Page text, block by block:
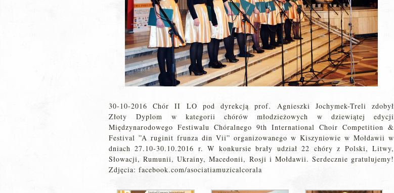
30-10-2016 Chór II LO pod dyrekcją prof. Agnieszki Jochymek-Treli zdobył
Złoty Dyplom w kategorii chórów młodzieżowych w dziewiątej edycji
Międzynarodowego Festiwalu Chóralnego 9th International Choir Competition &
Festival ”A ruginit frunza din Vii” organizowanego w Kiszyniowie w Mołdawii w
dniach 27.10-30.10.2016 r. W konkursie brały udział 22 chóry z Polski, Litwy,
Słowacji, Rumunii, Ukrainy, Macedonii, Rosji i Mołdawii. Serdecznie gratulujemy!
Zdjęcia: facebook.com/asociatiamuzicalcorala